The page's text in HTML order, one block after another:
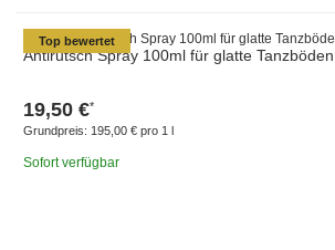
Top bewertet
Antirutsch Spray 100ml für glatte Tanzböden
19,50 €*
Grundpreis: 195,00 € pro 1 l
Sofort verfügbar